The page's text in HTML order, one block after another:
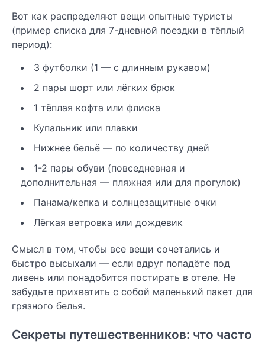
Вот как распределяют вещи опытные туристы
(пример списка для 7-дневной поездки в тёплый
период):
3 футболки (1 — с длинным рукавом)
2 пары шорт или лёгких брюк
1 тёплая кофта или флиска
Купальник или плавки
Нижнее бельё — по количеству дней
1-2 пары обуви (повседневная и
дополнительная — пляжная или для прогулок)
Панама/кепка и солнцезащитные очки
Лёгкая ветровка или дождевик
Смысл в том, чтобы все вещи сочетались и
быстро высыхали — если вдруг попадёте под
ливень или понадобится постирать в отеле. Не
забудьте прихватить с собой маленький пакет для
грязного белья.
Секреты путешественников: что часто